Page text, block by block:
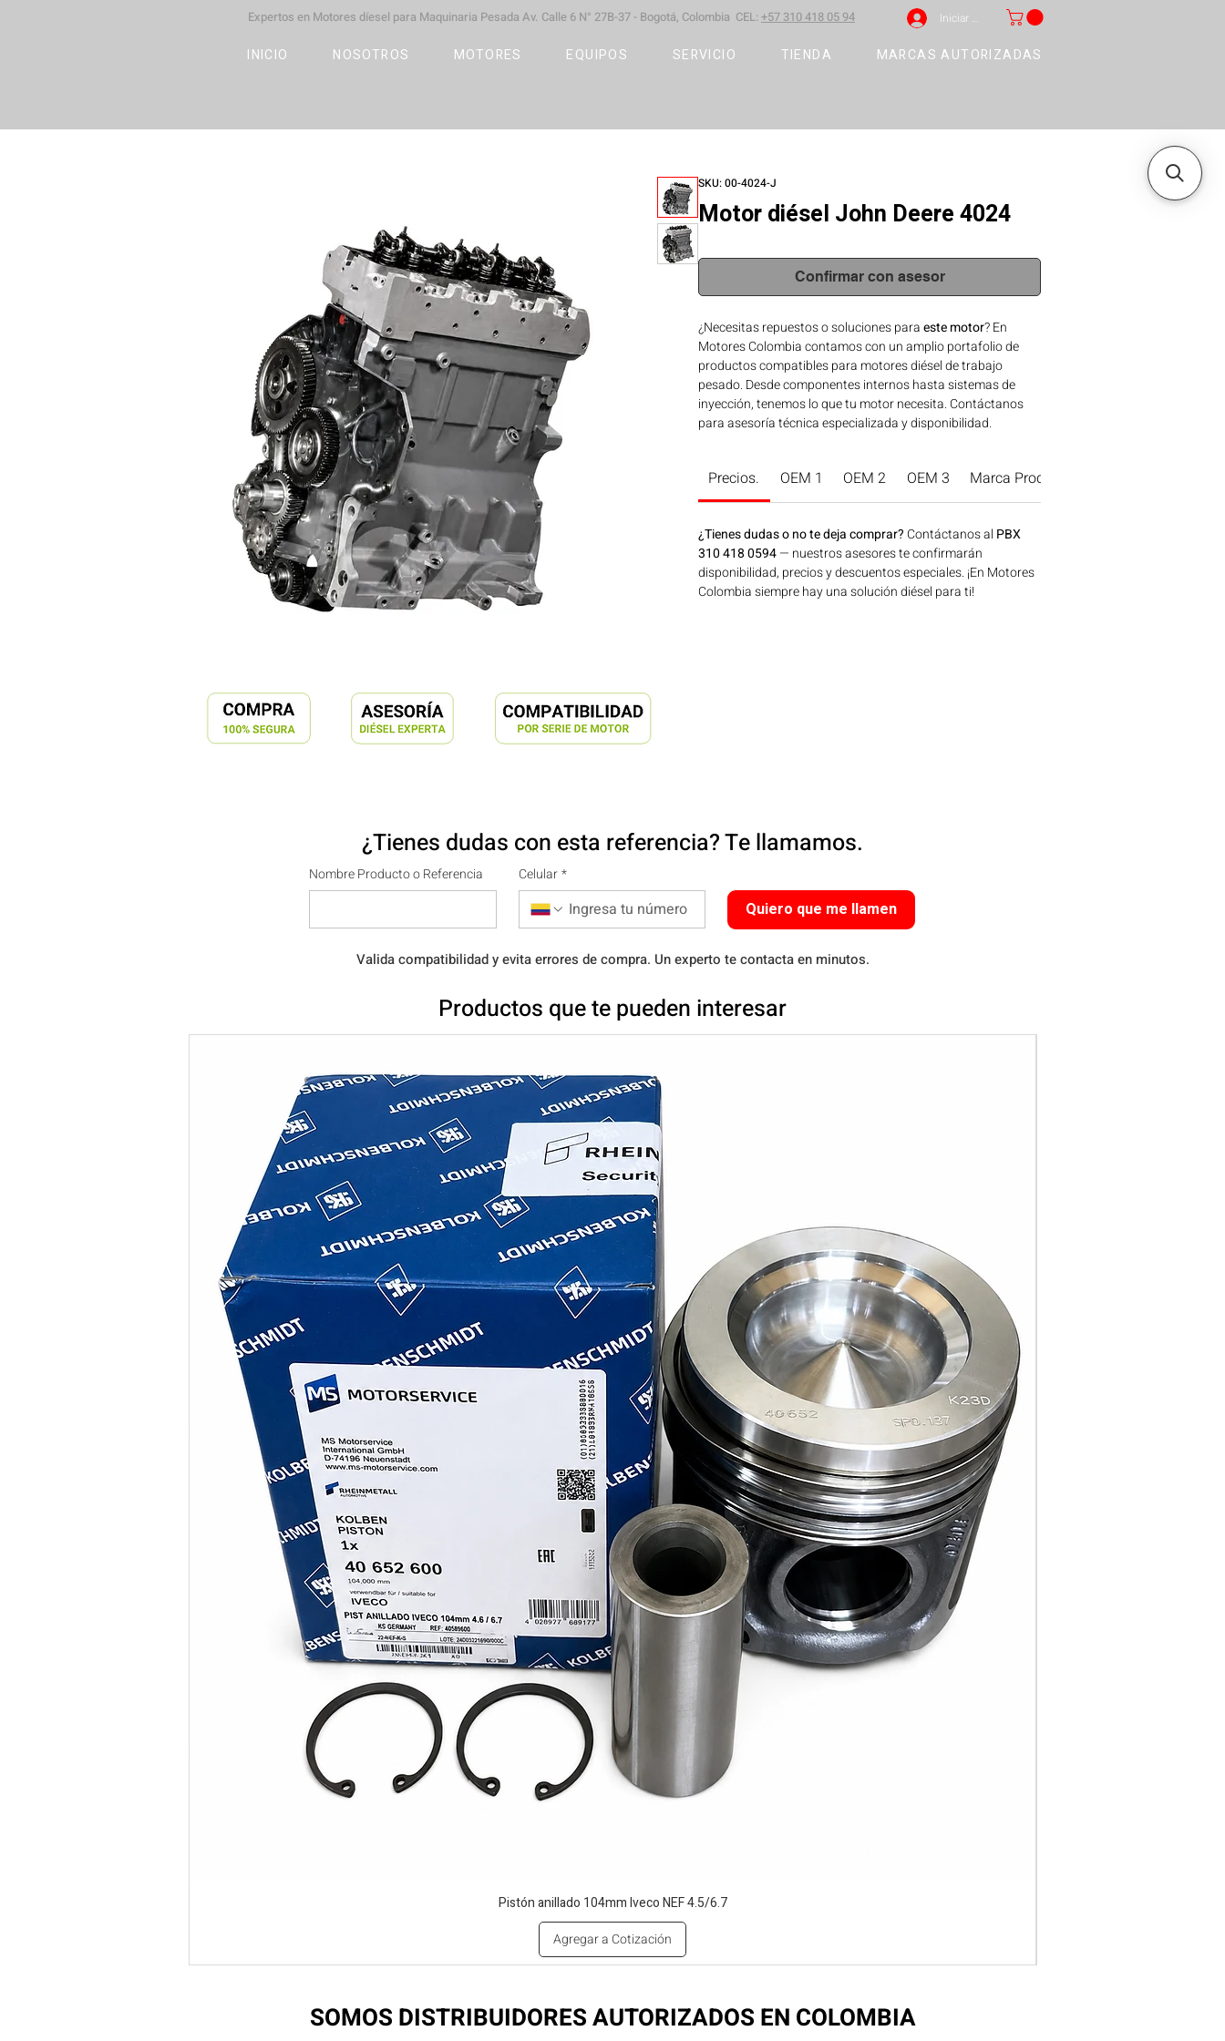
Expertos en Motores díesel para Maquinaria Pesada Av. Calle 6 N° 27B-37 - Bogotá, Colombia CEL: +57 310 418 05 94 Iniciar sesión
INICIO NOSOTROS MOTORES EQUIPOS SERVICIO TIENDA MARCAS AUTORIZADAS
SKU: 00-4024-J
Motor diésel John Deere 4024
Confirmar con asesor
¿Necesitas repuestos o soluciones paraeste motor? En
Motores Colombia contamos con un amplio portafolio de
productos compatibles para motores diésel de trabajo
pesado. Desde componentes internos hasta sistemas de
inyección, tenemos lo que tu motor necesita. Contáctanos
para asesoría técnica especializada y disponibilidad.
Precios. OEM 1 OEM 2 OEM 3 Marca Producto.
¿Tienes dudas o no te deja comprar? Contáctanos al PBX
310 418 0594— nuestros asesores te confirmarán
disponibilidad, precios y descuentos especiales. ¡En Motores
Colombia siempre hay una solución diésel para ti!
¿Tienes dudas con esta referencia? Te llamamos.
Nombre Producto o Referencia Celular *
Quiero que me llamen
Valida compatibilidad y evita errores de compra. Un experto te contacta en minutos.
Productos que te pueden interesar
Pistón anillado 104mm Iveco NEF 4.5/6.7
Agregar a Cotización
SOMOS DISTRIBUIDORES AUTORIZADOS EN COLOMBIA